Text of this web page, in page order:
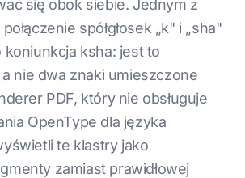
się obok siebie. Jednym z
spółgłosek „k" i „sha"
koniunkcja ksha: jest to
nie dwa znaki umieszczone
PDF, który nie obsługuje
OpenType dla języka
te klastry jako
zamiast prawidłowej